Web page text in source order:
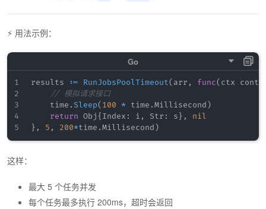
⚡ 用法示例：
results := RunJobsPoolTimeout( arr , func( ctx
// 模拟请求接口
    time
. Sleep( 100 * time .Millisecond )
return Obj{ Index : i , Str : s } ,
nil
} , 5 , 200*time .Millisecond )
这样：
最大 5 个任务并发
每个任务最多执行 200ms，超时会返回